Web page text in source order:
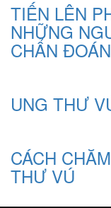
TIẾN LÊN
NHỮNG
CHẨN
UNG THƯ
CÁCH
THƯ VÚ